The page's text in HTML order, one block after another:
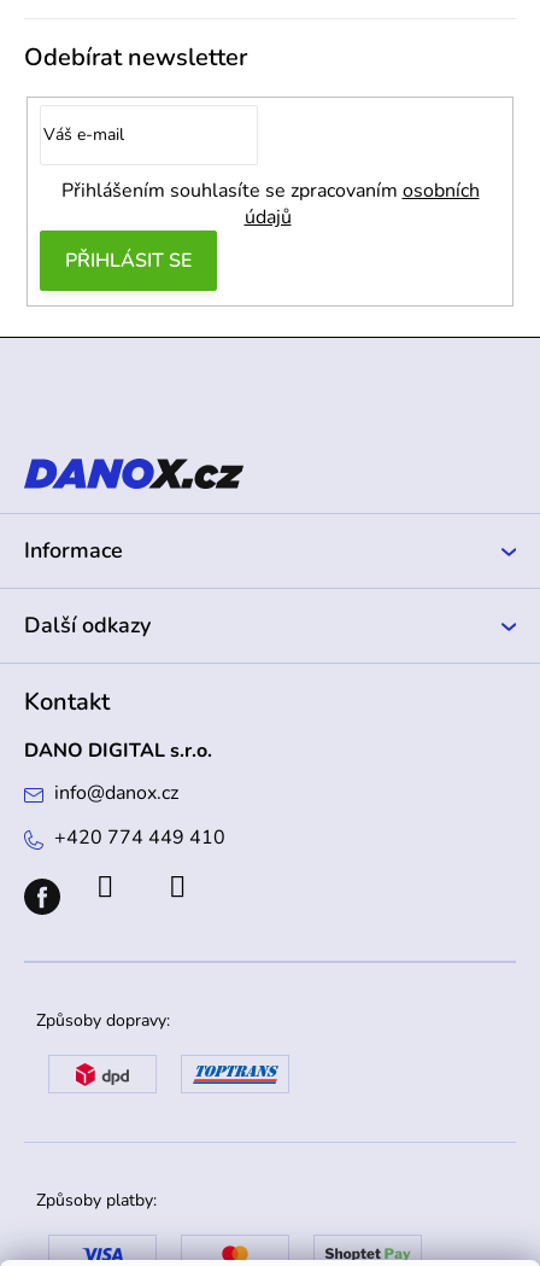
Odebírat newsletter
Přihlášením souhlasíte se zpracovaním osobních
údajů
PŘIHLÁSIT SE
t
Informace
Další odkazy
Kontakt
DANO DIGITAL s.r.o.
info@danox.cz
+420 774 449 410
Způsoby dopravy:
Způsoby platby: